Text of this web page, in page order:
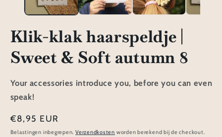
Klik-klak haarspeldje |
Sweet & Soft autumn 8
Your accessories introduce you, before you can even
speak!
Normale
prijs
€8,95 EUR
Belastingen inbegrepen. Verzendkosten worden berekend bij de checkout.